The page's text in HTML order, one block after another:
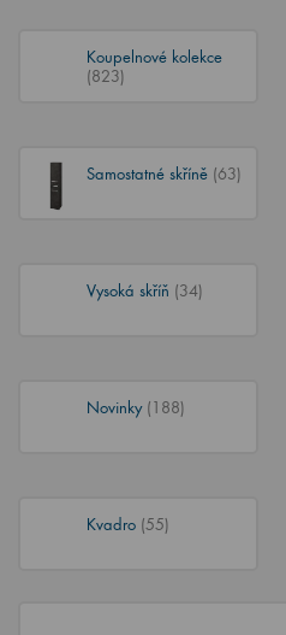
Koupelnové kolekce
(823)
Samostatné skříně (63)
Vysoká skříň (34)
Novinky (188)
Kvadro (55)